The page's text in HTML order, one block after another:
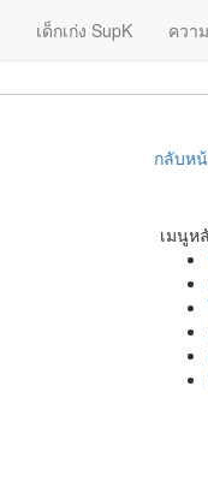
เด็กเก่ง SupK ควา
กลับห
เมนูห